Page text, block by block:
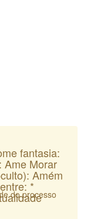
fantasia:
Ame Morar
Amém
*
do processo